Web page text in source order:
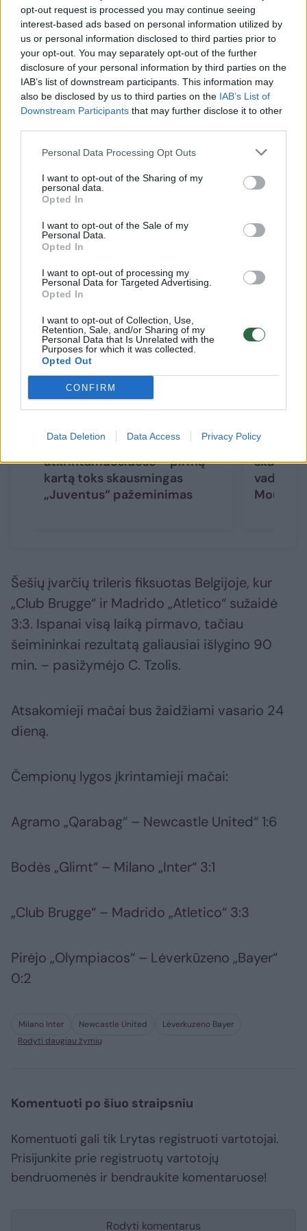
opt-out request is processed you may continue seeing
interest-based ads based on personal information utilized by
us or personal information disclosed to third parties prior to
your opt-out. You may separately opt-out of the further
disclosure of your personal information by third parties on the
IAB’s list of downstream participants. This information may
also be disclosed by us to third parties on the IAB’s List of
Downstream Participants that may further disclose it to other
Personal Data Processing Opt Outs
I want to opt-out of the Sharing of my
personal data.
Opted In
I want to opt-out of the Sale of my
Personal Data.
Opted In
I want to opt-out of processing my
Personal Data for Targeted Advertising.
Opted In
I want to opt-out of Collection, Use,
Retention, Sale, and/or Sharing of my
Personal Data that Is Unrelated with the
Purposes for which it was collected.
Opted Out
CONFIRM
Data Deletion Data Access Privacy Policy
„Glimt“ ekipa 3:1 (1:1) įveikė galingą italų Milano
„Inter“.
Reguliariame sezone italai užėmė net 10 vietą,
o norvegai vos ne vos pateko į kitą etapą,
įsitaisę 23 vietoje.
Antroje mačo dalyje du įvarčius „Glimt“ pelnė
per 3 minutes – 61 min., pasižymėjo J. Hauge,
Susiję straipsniai
Čempionų lygos
atkrintamuosiuose – pirmą
kartą toks skausmingas
„Juventus“ pažeminimas
Šešių įvarčių trileris fiksuotas Belgijoje, kur
„Club Brugge“ ir Madrido „Atletico“ sužaidė
3:3. Ispanai visą laiką pirmavo, tačiau
šeimininkai rezultatą galiausiai išlygino 90
min. – pasižymėjo C. Tzolis.
Atsakomieji mačai bus žaidžiami vasario 24
dieną.
Čempionų lygos įkrintamieji mačai:
Agramo „Qarabag“ – Newcastle United“ 1:6
Bodės „Glimt“ – Milano „Inter“ 3:1
„Club Brugge“ – Madrido „Atletico“ 3:3
Pirėjo „Olympiacos“ – Lėverkūzeno „Bayer“
0:2
Milano Inter Newcastle United
Lėverkuzeno Bayer
Rodyti daugiau žymių
Komentuoti po šiuo straipsniu
Komentuoti gali tik Lrytas registruoti vartotojai.
Prisijunkite prie registruotų vartotojų
bendruomenės ir bendraukite komentaruose!
Rodyti komentarus